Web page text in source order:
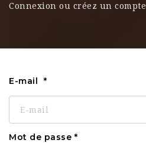
Connexion ou créez un compte
E-mail
Mot de passe